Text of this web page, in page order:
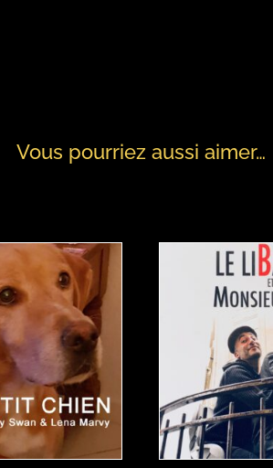
Vous pourriez aussi aimer…